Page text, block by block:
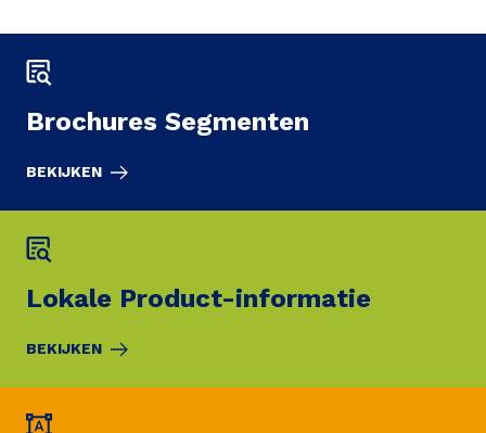
Brochures Segmenten
BEKIJKEN
Lokale Product-informatie
BEKIJKEN